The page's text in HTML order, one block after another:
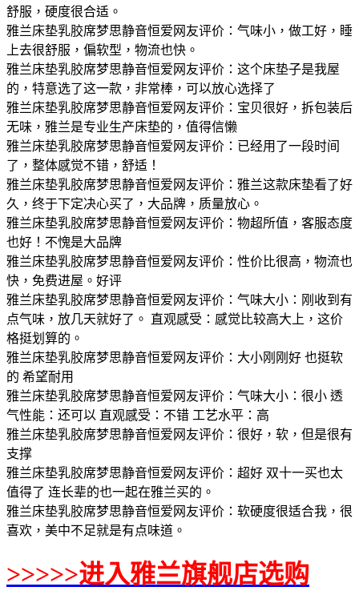
舒服，硬度很合适。
雅兰床垫乳胶席梦思静音恒爱网友评价：气味小，做工好，睡
上去很舒服，偏软型，物流也快。
雅兰床垫乳胶席梦思静音恒爱网友评价：这个床垫子是我屋
的，特意选了这一款，非常棒，可以放心选择了
雅兰床垫乳胶席梦思静音恒爱网友评价：宝贝很好，拆包装后
无味，雅兰是专业生产床垫的，值得信懒
雅兰床垫乳胶席梦思静音恒爱网友评价：已经用了一段时间
了，整体感觉不错，舒适！
雅兰床垫乳胶席梦思静音恒爱网友评价：雅兰这款床垫看了好
久，终于下定决心买了，大品牌，质量放心。
雅兰床垫乳胶席梦思静音恒爱网友评价：物超所值，客服态度
也好！不愧是大品牌
雅兰床垫乳胶席梦思静音恒爱网友评价：性价比很高，物流也
快，免费进屋。好评
雅兰床垫乳胶席梦思静音恒爱网友评价：气味大小：刚收到有
点气味，放几天就好了。 直观感受：感觉比较高大上，这价
格挺划算的。
雅兰床垫乳胶席梦思静音恒爱网友评价：大小刚刚好 也挺软
的 希望耐用
雅兰床垫乳胶席梦思静音恒爱网友评价：气味大小：很小 透
气性能：还可以 直观感受：不错 工艺水平：高
雅兰床垫乳胶席梦思静音恒爱网友评价：很好，软，但是很有
支撑
雅兰床垫乳胶席梦思静音恒爱网友评价：超好 双十一买也太
值得了 连长辈的也一起在雅兰买的。
雅兰床垫乳胶席梦思静音恒爱网友评价：软硬度很适合我，很
喜欢，美中不足就是有点味道。
>>>>>进入雅兰旗舰店选购